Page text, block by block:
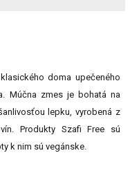
doma upečeného
Múčna zmes je bohatá na
lepku, vyrobená z
Produkty Szafi Free sú
k nim sú vegánske.